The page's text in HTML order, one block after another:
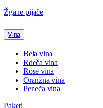
Žgane pijače
Vina
Bela vina
Rdeča vina
Rose vina
Oranžna vina
Peneča vina
Paketi